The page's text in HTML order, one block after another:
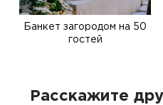
Банкет загородом на 50
гостей
Расскажите